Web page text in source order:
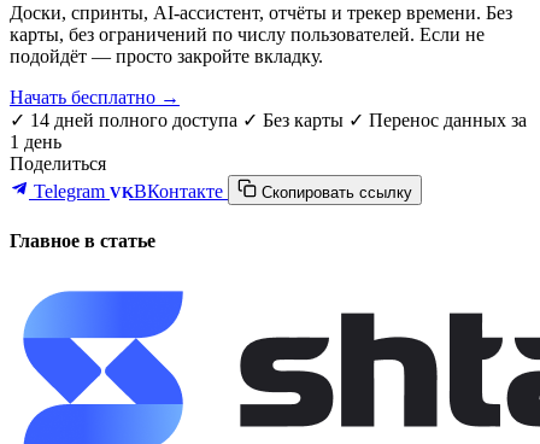
Доски, спринты, AI-ассистент, отчёты и трекер времени. Без
карты, без ограничений по числу пользователей. Если не
подойдёт — просто закройте вкладку.
Начать бесплатно →
✓ 14 дней полного доступа ✓ Без карты ✓ Перенос данных за
1 день
Поделиться
Telegram VKВКонтакте Скопировать ссылку
Главное в статье